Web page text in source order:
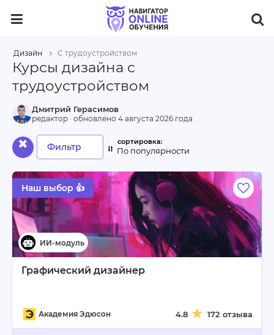
Дизайн С трудоустройством
Курсы дизайна с
трудоустройством
Графический дизайнер
Академия Эдюсон 4.8 172 отзыва
Наш выбор 👍
Дмитрий Герасимов
редактор · обновлено 4 августа 2026 года
Фильтр По популярности
✖